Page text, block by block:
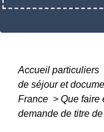
Accueil particuliers
de séjour et
France > Que faire
demande de titre